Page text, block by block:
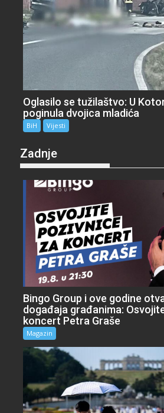
Oglasilo se tužilaštvo: U
poginula dvojica mladića
BiH Vijesti
Zadnje
Bingo Group i ove godine
događaja građanima:
koncert Petra Graše
Magazin